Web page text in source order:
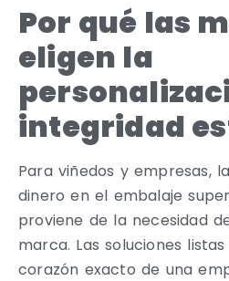
Por qué las
eligen la
integridad
Para viñedos y empresas,
dinero en el embalaje
proviene de la necesidad
marca. Las soluciones
corazón exacto de una